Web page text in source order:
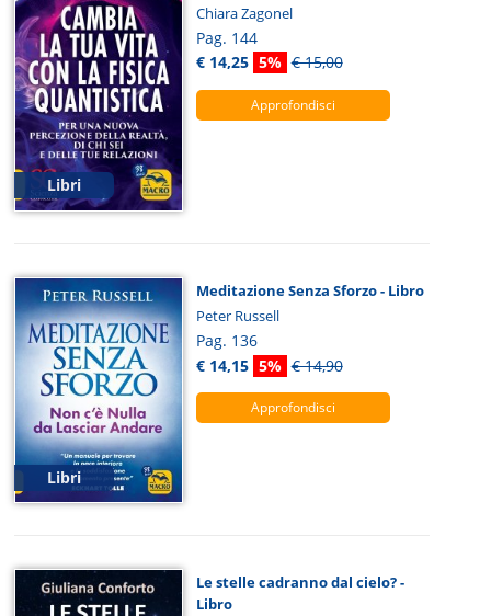
Libri
Chiara Zagonel
Pag. 144
€ 14,25 5% € 15,00
Approfondisci
Libri
Meditazione Senza Sforzo - Libro
Peter Russell
Pag. 136
€ 14,15 5% € 14,90
Approfondisci
Le stelle cadranno dal cielo? -
Libro